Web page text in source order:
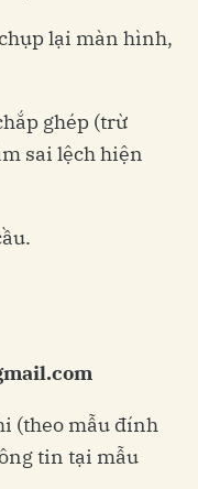
lại màn hình,
ghép (trừ
sai lệch hiện
(theo mẫu đính
tin tại mẫu